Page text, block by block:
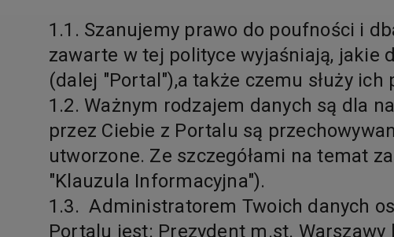
1.1. Szanujemy prawo do poufności i
zawarte w tej polityce wyjaśniają, jakie
(dalej "Portal"),a także czemu służy ich
1.2. Ważnym rodzajem danych są dla
przez Ciebie z Portalu są
utworzone. Ze szczegółami na temat
"Klauzula Informacyjna").
1.3. Administratorem Twoich danych
Portalu jest: Prezydent m.st.